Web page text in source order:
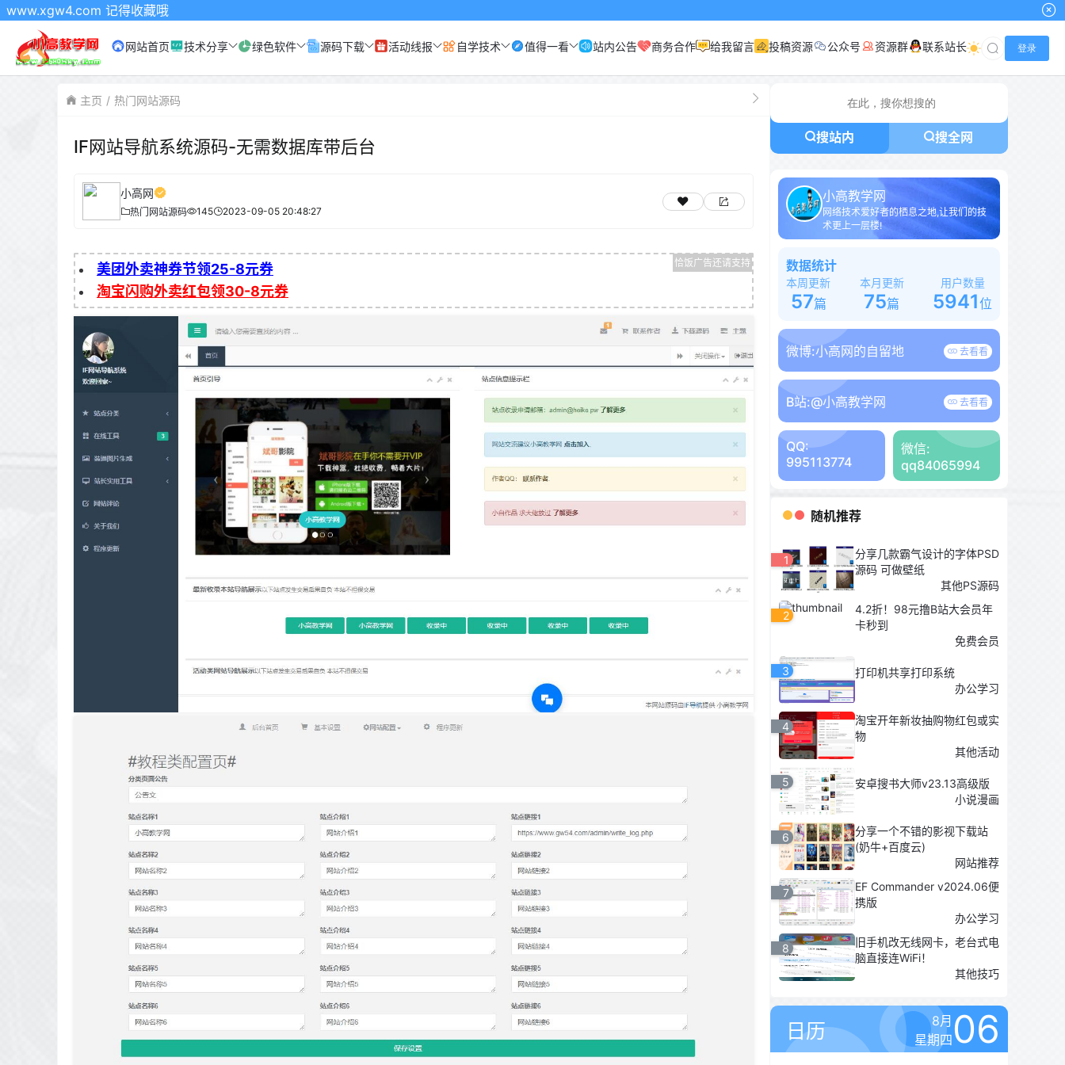
记得收藏哦
网站首页 技术分享 绿色软件 源码下载 活动线报 自学技术 值得一看 站内公告 商务合作 给我留言 投稿资源 公众号 资源群 联系站长 登录
主页 热门网站源码
IF网站导航系统源码-无需数据库带后台
小高网
热门网站源码 145 2023-09-05 20:48:27
美团外卖神券节领25-8元券
淘宝闪购外卖红包领30-8元券
搜站内 搜全网
小高教学网
网络技术爱好者的栖息之地,让我们的技
术更上一层楼!
数据统计
本周更新
57篇
本月更新
75篇
用户数量
5941位
微博:小高网的自留地 去看看
B站:@小高教学网 去看看
QQ:
995113774
微信:
qq84065994
随机推荐
1
分享几款霸气设计的字体PSD
源码 可做壁纸
其他PS源码
2
4.2折！98元撸B站大会员年
卡秒到
免费会员
3
打印机共享打印系统
办公学习
4
淘宝开年新妆抽购物红包或实
物
其他活动
5
安卓搜书大师v23.13高级版
小说漫画
6
分享一个不错的影视下载站
(奶牛+百度云)
网站推荐
7
EF Commander v2024.06便
携版
办公学习
8
旧手机改无线网卡，老台式电
脑直接连WiFi！
其他技巧
日历
8月
星期四06